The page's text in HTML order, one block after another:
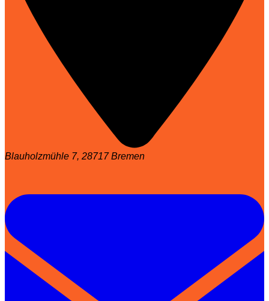
Blauholzmühle 7, 28717 Bremen